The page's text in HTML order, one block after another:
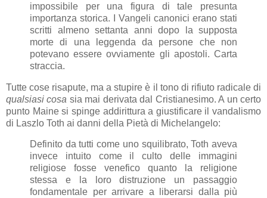
impossibile per una figura di tale presunta
importanza storica. I Vangeli canonici erano stati
scritti almeno settanta anni dopo la supposta
morte di una leggenda da persone che non
potevano essere ovviamente gli apostoli. Carta
straccia.
Tutte cose risapute, ma a stupire è il tono di rifiuto radicale di
qualsiasi cosa sia mai derivata dal Cristianesimo. A un certo
punto Maine si spinge addirittura a giustificare il vandalismo
di Laszlo Toth ai danni della Pietà di Michelangelo:
Definito da tutti come uno squilibrato, Toth aveva
invece intuito come il culto delle immagini
religiose fosse venefico quanto la religione
stessa e la loro distruzione un passaggio
fondamentale per arrivare a liberarsi dalla più